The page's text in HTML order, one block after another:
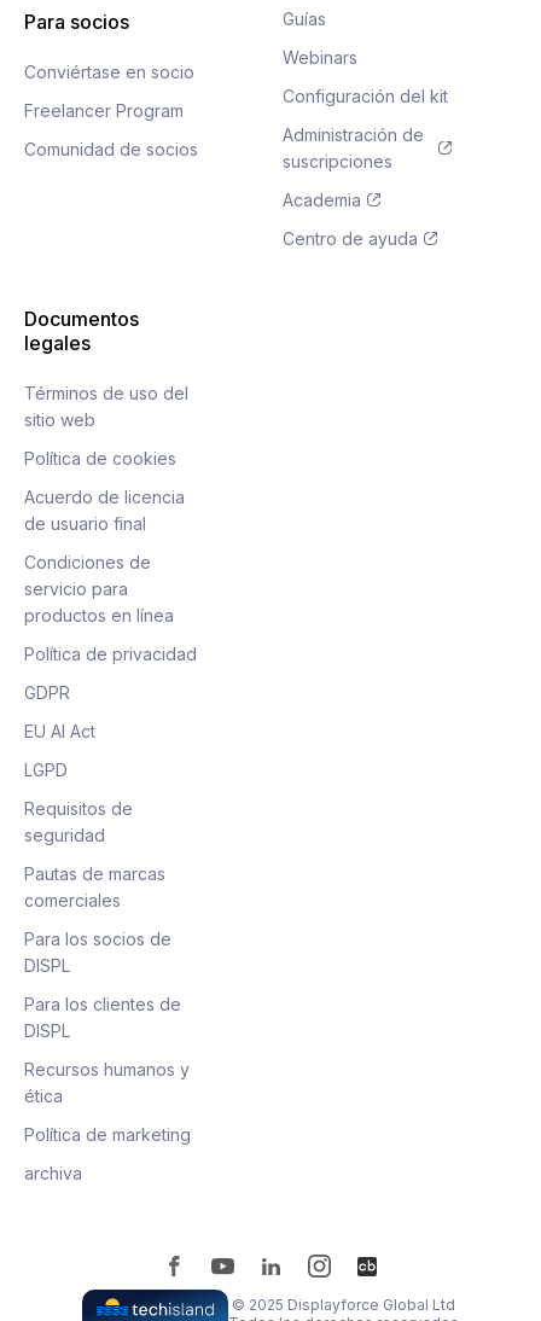
Para socios
Conviértase en socio
Freelancer Program
Comunidad de socios
Guías
Webinars
Configuración del kit
Administración de
suscripciones
Academia
Centro de ayuda
Documentos
legales
Términos de uso del
sitio web
Política de cookies
Acuerdo de licencia
de usuario final
Condiciones de
servicio para
productos en línea
Política de privacidad
GDPR
EU AI Act
LGPD
Requisitos de
seguridad
Pautas de marcas
comerciales
Para los socios de
DISPL
Para los clientes de
DISPL
Recursos humanos y
ética
Política de marketing
archiva
© 2025 Displayforce Global Ltd